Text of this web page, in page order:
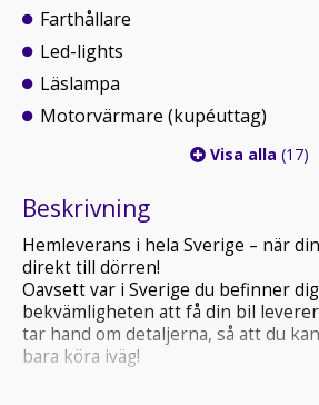
Farthållare
Led-lights
Läslampa
Motorvärmare (kupéuttag)
Visa alla (17)
Beskrivning
Hemleverans i hela Sverige – när
direkt till dörren!
Oavsett var i Sverige du befinner
bekvämligheten att få din bil
tar hand om detaljerna, så att du
bara köra iväg!